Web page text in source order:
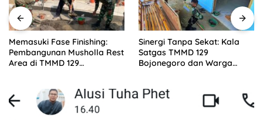
Memasuki Fase Finishing:
Pembangunan Musholla Rest
Area di TMMD 129
Teras
Sinergi Tanpa Sekat: Kala
Satgas TMMD 129
Bojonegoro dan Warga